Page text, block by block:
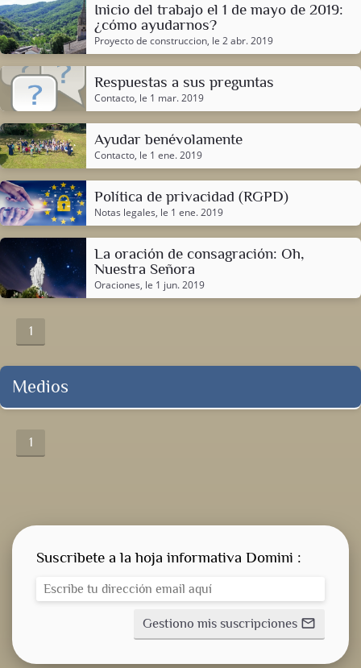
Inicio del trabajo el 1 de mayo de 2019:
¿cómo ayudarnos?
Proyecto de construccion, le 2 abr. 2019
Respuestas a sus preguntas
Contacto, le 1 mar. 2019
Ayudar benévolamente
Contacto, le 1 ene. 2019
Política de privacidad (RGPD)
Notas legales, le 1 ene. 2019
La oración de consagración: Oh,
Nuestra Señora
Oraciones, le 1 jun. 2019
1
Medios
1
Suscribete a la hoja informativa Domini :
Gestiono mis suscripciones mail_outline